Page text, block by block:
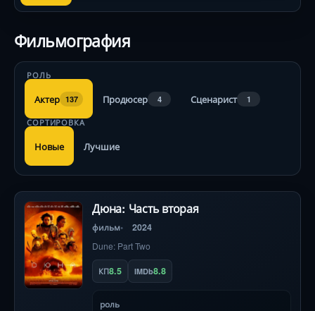
Фильмография
РОЛЬ
Актер 137 Продюсер 4 Сценарист 1
СОРТИРОВКА
Новые Лучшие
Дюна: Часть вторая
фильм 2024
Dune: Part Two
КП8.5 IMDb8.8
роль